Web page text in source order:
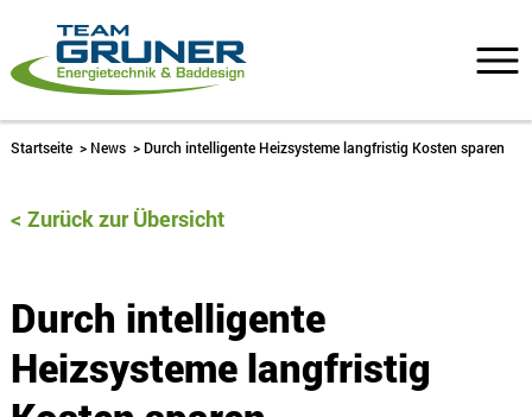
Startseite > News > Durch intelligente Heizsysteme langfristig Kosten sparen
Zurück zur Übersicht
Durch intelligente
Heizsysteme langfristig